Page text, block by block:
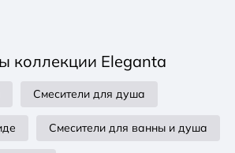
коллекции Eleganta
Смесители для душа
Смесители для ванны и душа